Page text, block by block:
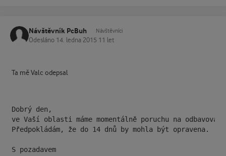
Návštěvník PcBuh Návštěvníci
Odesláno 14. ledna 2015 11 let
Ta mě Valc odepsal
Dobrý den,
ve Vaší oblasti máme momentálně poruchu na
Předpokládám, že do 14 dnů by mohla být opravena.
S pozadavem